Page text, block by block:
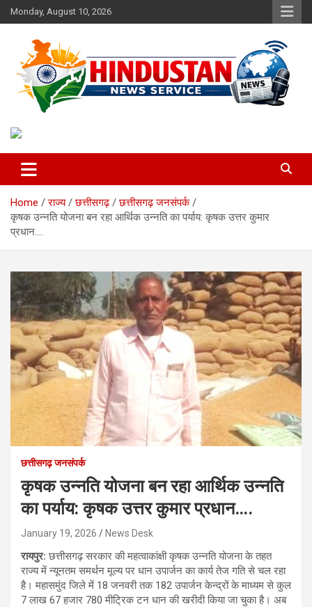
Skip
to
Monday, August 10, 2026
Hindustan News Service
Home राज्य छत्तीसगढ़
छत्तीसगढ़ जनसंपर्क
कृषक उन्नति योजना बन रहा आर्थिक उन्नति का पर्याय: कृषक उत्तर कुमार
प्रधान….
छत्तीसगढ़ जनसंपर्क
कृषक उन्नति योजना बन रहा आर्थिक उन्नति
का पर्याय: कृषक उत्तर कुमार प्रधान….
January 19, 2026 News Desk
रायपुर: छत्तीसगढ़ सरकार की महत्वाकांक्षी कृषक उन्नति योजना के तहत
राज्य में न्यूनतम समर्थन मूल्य पर धान उपार्जन का कार्य तेज गति से चल रहा
है। महासमुंद जिले में 18 जनवरी तक 182 उपार्जन केन्द्रों के माध्यम से कुल
7 लाख 67 हजार 780 मीट्रिक टन धान की खरीदी किया जा चुका है। अब